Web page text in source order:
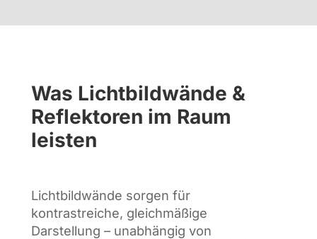
Was Lichtbildwände &
Reflektoren im Raum
leisten
Lichtbildwände sorgen für
kontrastreiche, gleichmäßige
Darstellung – unabhängig von